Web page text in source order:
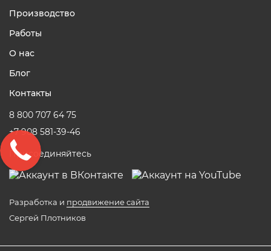
Производство
Работы
О нас
Блог
Контакты
8 800 707 64 75
+7 908 581-39-46
Присоединяйтесь
Разработка и продвижение сайта
Сергей Плотников